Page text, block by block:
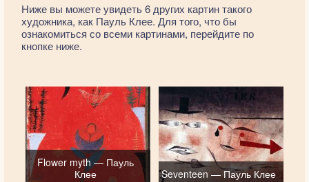
Ниже вы можете увидеть 6 других картин такого
художника, как Пауль Клее. Для того, что бы
ознакомиться со всеми картинами, перейдите по
кнопке ниже.
Flower myth — Пауль
Клее
Seventeen — Пауль Клее